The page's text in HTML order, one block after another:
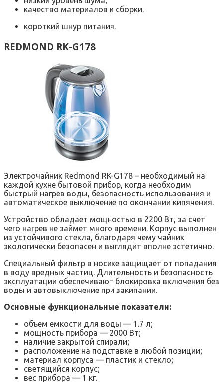
качество материалов и сборки.
короткий шнур питания.
REDMOND RK-G178
Электрочайник Redmond RK-G178 – необходимый на
каждой кухне бытовой прибор, когда необходим
быстрый нагрев воды, безопасность использования и
автоматическое выключение по окончании кипячения.
Устройство обладает мощностью в 2200 Вт, за счет
чего нагрев не займет много времени. Корпус выполнен
из устойчивого стекла, благодаря чему чайник
экологически безопасен и выглядит вполне эстетично.
Специальный фильтр в носике защищает от попадания
в воду вредных частиц. Длительность и безопасность
эксплуатации обеспечивают блокировка включения без
воды и автовыключение при закипании.
Основные функциональные показатели:
объем емкости для воды — 1.7 л;
мощность прибора — 2000 Вт;
наличие закрытой спирали;
расположение на подставке в любой позиции;
материал корпуса — пластик и стекло;
светящийся корпус;
вес прибора — 1 кг.